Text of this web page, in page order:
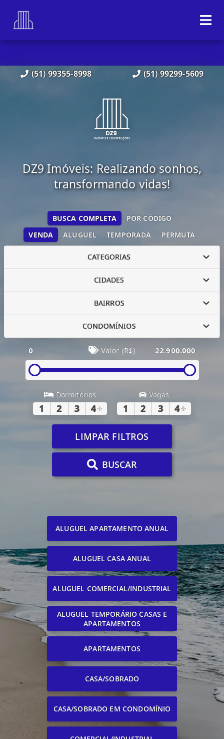
(51) 99355-8998 (51) 99299-5609
DZ9 Imóveis: Realizando sonhos,
transformando vidas!
VENDA ALUGUEL TEMPORADA PERMUTA
BUSCA COMPLETA POR CÓDIGO
CATEGORIAS
CIDADES
BAIRROS
CONDOMÍNIOS
0 Valor (R$) 22.900.000
Dormitórios
1 2 3 4+
Vagas
1 2 3 4+
LIMPAR FILTROS
BUSCAR
ALUGUEL APARTAMENTO ANUAL
ALUGUEL CASA ANUAL
ALUGUEL COMERCIAL/INDUSTRIAL
ALUGUEL TEMPORÁRIO CASAS E
APARTAMENTOS
APARTAMENTOS
CASA/SOBRADO
CASA/SOBRADO EM CONDOMÍNIO